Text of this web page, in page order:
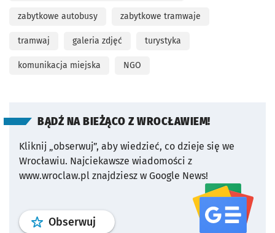
zabytkowe autobusy zabytkowe tramwaje
tramwaj galeria zdjęć turystyka
komunikacja miejska NGO
BĄDŹ NA BIEŻĄCO Z WROCŁAWIEM!
Kliknij „obserwuj”, aby wiedzieć, co dzieje się we
Wrocławiu. Najciekawsze wiadomości z
www.wroclaw.pl znajdziesz w Google News!
Obserwuj profil serwisu